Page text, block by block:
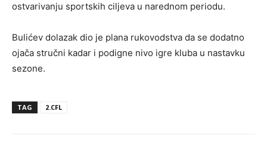
ostvarivanju sportskih ciljeva u narednom periodu.
Bulićev dolazak dio je plana rukovodstva da se dodatno
ojača stručni kadar i podigne nivo igre kluba u nastavku
sezone.
TAG 2.CFL